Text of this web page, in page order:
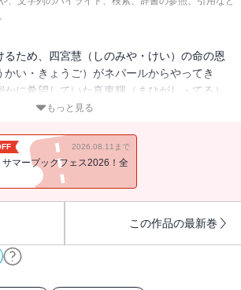
ため、四宮慧（しのみや・けい）の命の恩
かい・きょうご）がネパールからやってき
に希望していた真東輝（まひがし・てる）
外科医としてなくてはならない「空間認識能
克服することができるのか!?【原案協力】天碕
もっと見る
2026.08.11まで
サマーブックフェス2026！全
この作品の最新巻